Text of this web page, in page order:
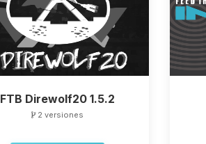
FTB Direwolf20 1.5.2
2 versiones